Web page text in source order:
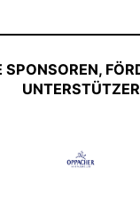
SPONSOREN,
UNTERSTÜTZER